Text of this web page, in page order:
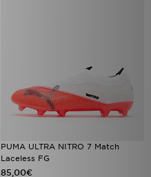
PUMA ULTRA NITRO 7 Match
Laceless FG
85,00€